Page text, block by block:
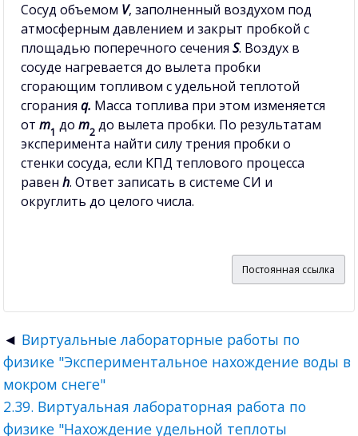
Сосуд объемом V, заполненный воздухом под
атмосферным давлением и закрыт пробкой с
площадью поперечного сеченияS. Воздух в
сосуде нагревается до вылета пробки
сгорающим топливом с удельной теплотой
сгоранияq. Масса топлива при этом изменяется
отm1 доm2 до вылета пробки. По результатам
эксперимента найти силу трения пробки о
стенки сосуда, если КПД теплового процесса
равенh. Ответ записать в системе СИ и
округлить до целого числа.
Постоянная ссылка
Виртуальные лабораторные работы по
физике "Экспериментальное нахождение воды в
мокром снеге"
2.39. Виртуальная лабораторная работа по
физике "Нахождение удельной теплоты